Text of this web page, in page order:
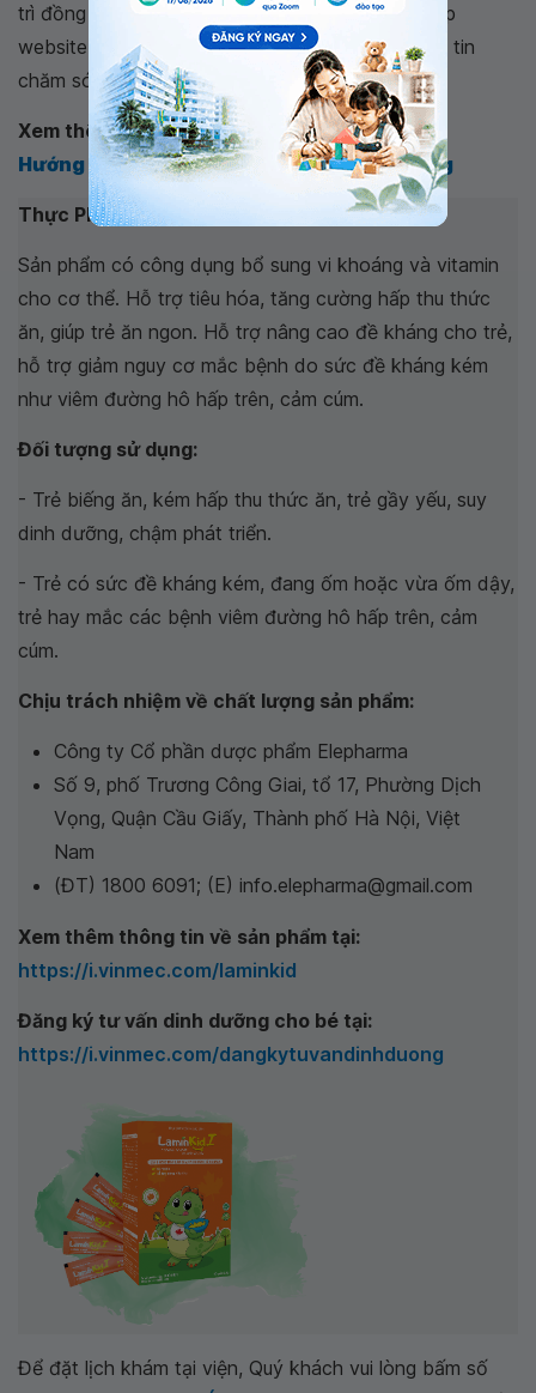
trì đồng hành cùng con và thường xuyên truy cập
website
vinmec.comđể cập nhật những thông tin
chăm sóc cho bé hữu ích nhé.
Xem thêm:
Hướng dẫn chẩn đoán thiếu máu dinh dưỡng
Thực Phẩm bảo vệ sức khỏe LAMINKID I:
Sản phẩm có công dụng bổ sung vi khoáng và vitamin
cho cơ thể. Hỗ trợ tiêu hóa, tăng cường hấp thu thức
ăn, giúp trẻ ăn ngon. Hỗ trợ nâng cao đề kháng cho trẻ,
hỗ trợ giảm nguy cơ mắc bệnh do sức đề kháng kém
như viêm đường hô hấp trên, cảm cúm.
Đối tượng sử dụng:
- Trẻ biếng ăn, kém hấp thu thức ăn, trẻ gầy yếu, suy
dinh dưỡng, chậm phát triển.
- Trẻ có sức đề kháng kém, đang ốm hoặc vừa ốm dậy,
trẻ hay mắc các bệnh viêm đường hô hấp trên, cảm
cúm.
Chịu trách nhiệm về chất lượng sản phẩm:
Công ty Cổ phần dược phẩm Elepharma
Số 9, phố Trương Công Giai, tổ 17, Phường Dịch
Vọng, Quận Cầu Giấy, Thành phố Hà Nội, Việt
Nam
(ĐT) 1800 6091; (E) info.elepharma@gmail.com
Xem thêm thông tin về sản phẩm tại:
https://i.vinmec.com/laminkid
Đăng ký tư vấn dinh dưỡng cho bé tại:
https://i.vinmec.com/dangkytuvandinhduong
Để đặt lịch khám tại viện, Quý khách vui lòng bấm số